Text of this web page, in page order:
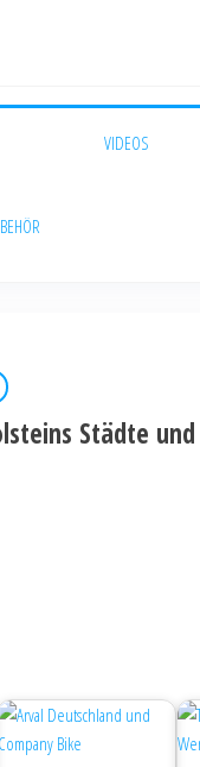
VIDEOS
Städte